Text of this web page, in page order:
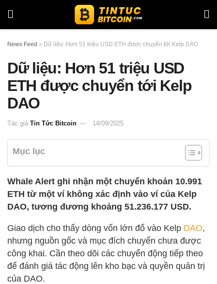
News Feed » Dữ liệu: Hơn 51 triệu USD ETH được chuyển tới Kelp DAO
Dữ liệu: Hơn 51 triệu USD
ETH được chuyển tới Kelp
DAO
Tác giả Tin Tức Bitcoin 14/09/2025
Mục lục
Whale Alert ghi nhận một chuyển khoản 10.991
ETH từ một ví không xác định vào ví của Kelp
DAO, tương đương khoảng 51.236.177 USD.
Giao dịch cho thấy dòng vốn lớn đổ vào Kelp DAO,
nhưng nguồn gốc và mục đích chuyển chưa được
công khai. Cần theo dõi các chuyển động tiếp theo
để đánh giá tác động lên kho bạc và quyền quản trị
của DAO.